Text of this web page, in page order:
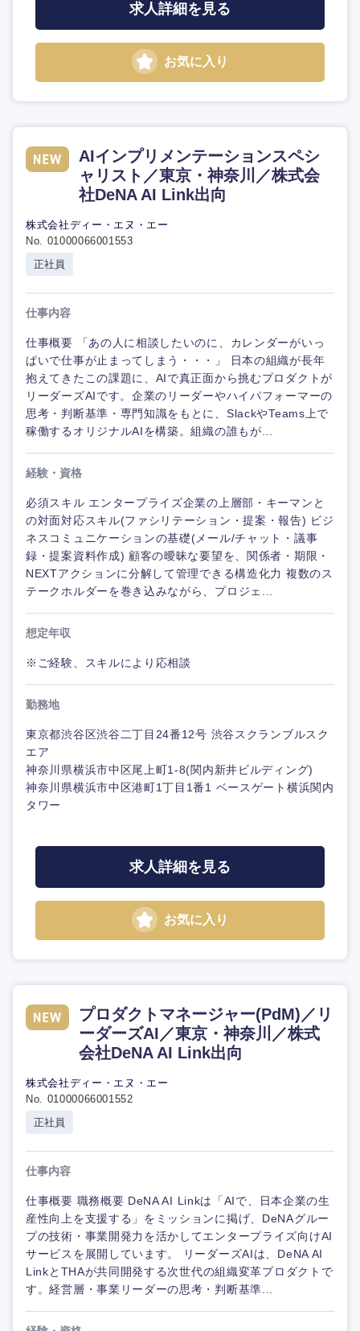
求人詳細を見る
お気に入り
AIインプリメンテーションスペシ
ャリスト／東京・神奈川／株式会
社DeNA AI Link出向
株式会社ディー・エヌ・エー
No. 01000066001553
正社員
仕事内容
仕事概要 「あの人に相談したいのに、カレンダーがいっ
ぱいで仕事が止まってしまう・・・」 日本の組織が長年
抱えてきたこの課題に、AIで真正面から挑むプロダクトが
リーダーズAIです。企業のリーダーやハイパフォーマーの
思考・判断基準・専門知識をもとに、SlackやTeams上で
稼働するオリジナルAIを構築。組織の誰もが...
経験・資格
必須スキル エンタープライズ企業の上層部・キーマンと
の対面対応スキル(ファシリテーション・提案・報告) ビジ
ネスコミュニケーションの基礎(メール/チャット・議事
録・提案資料作成) 顧客の曖昧な要望を、関係者・期限・
NEXTアクションに分解して管理できる構造化力 複数のス
テークホルダーを巻き込みながら、プロジェ...
想定年収
※ご経験、スキルにより応相談
勤務地
東京都渋谷区渋谷二丁目24番12号 渋谷スクランブルスク
エア
神奈川県横浜市中区尾上町1-8(関内新井ビルディング)
神奈川県横浜市中区港町1丁目1番1 ベースゲート横浜関内
タワー
求人詳細を見る
お気に入り
プロダクトマネージャー(PdM)／リ
ーダーズAI／東京・神奈川／株式
会社DeNA AI Link出向
株式会社ディー・エヌ・エー
No. 01000066001552
正社員
仕事内容
仕事概要 職務概要 DeNA AI Linkは「AIで、日本企業の生
産性向上を支援する」をミッションに掲げ、DeNAグルー
プの技術・事業開発力を活かしてエンタープライズ向けAI
サービスを展開しています。 リーダーズAIは、DeNA AI
LinkとTHAが共同開発する次世代の組織変革プロダクトで
す。経営層・事業リーダーの思考・判断基準...